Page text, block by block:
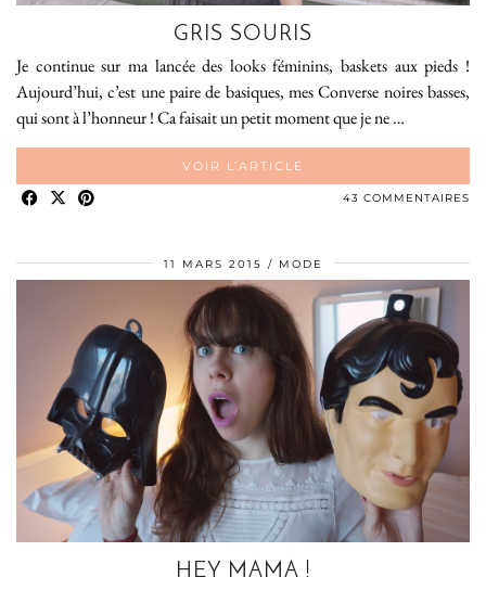
GRIS SOURIS
Je continue sur ma lancée des looks féminins, baskets aux pieds !
Aujourd’hui, c’est une paire de basiques, mes Converse noires basses,
qui sont à l’honneur ! Ca faisait un petit moment que je ne …
VOIR L’ARTICLE
43 COMMENTAIRES
11 MARS 2015 MODE
HEY MAMA !